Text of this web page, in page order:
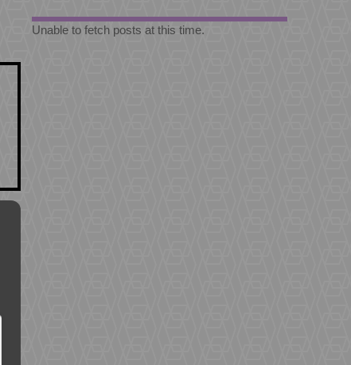
Unable to fetch posts at this time.